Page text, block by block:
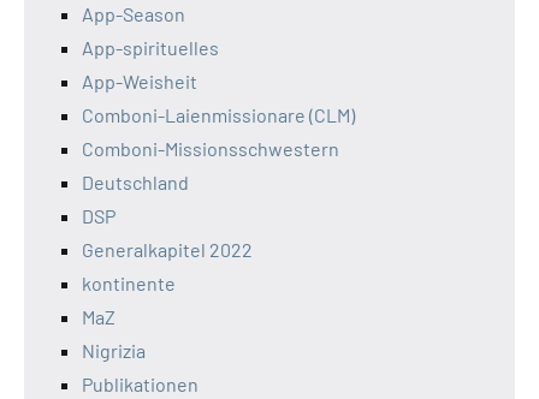
App-Season
App-spirituelles
App-Weisheit
Comboni-Laienmissionare (CLM)
Comboni-Missionsschwestern
Deutschland
DSP
Generalkapitel 2022
kontinente
MaZ
Nigrizia
Publikationen